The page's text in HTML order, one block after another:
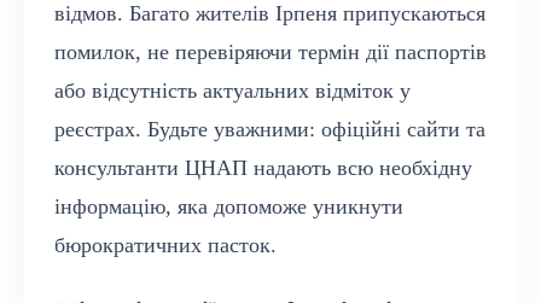
відмов. Багато жителів Ірпеня припускаються
помилок, не перевіряючи термін дії паспортів
або відсутність актуальних відміток у
реєстрах. Будьте уважними: офіційні сайти та
консультанти ЦНАП надають всю необхідну
інформацію, яка допоможе уникнути
бюрократичних пасток.